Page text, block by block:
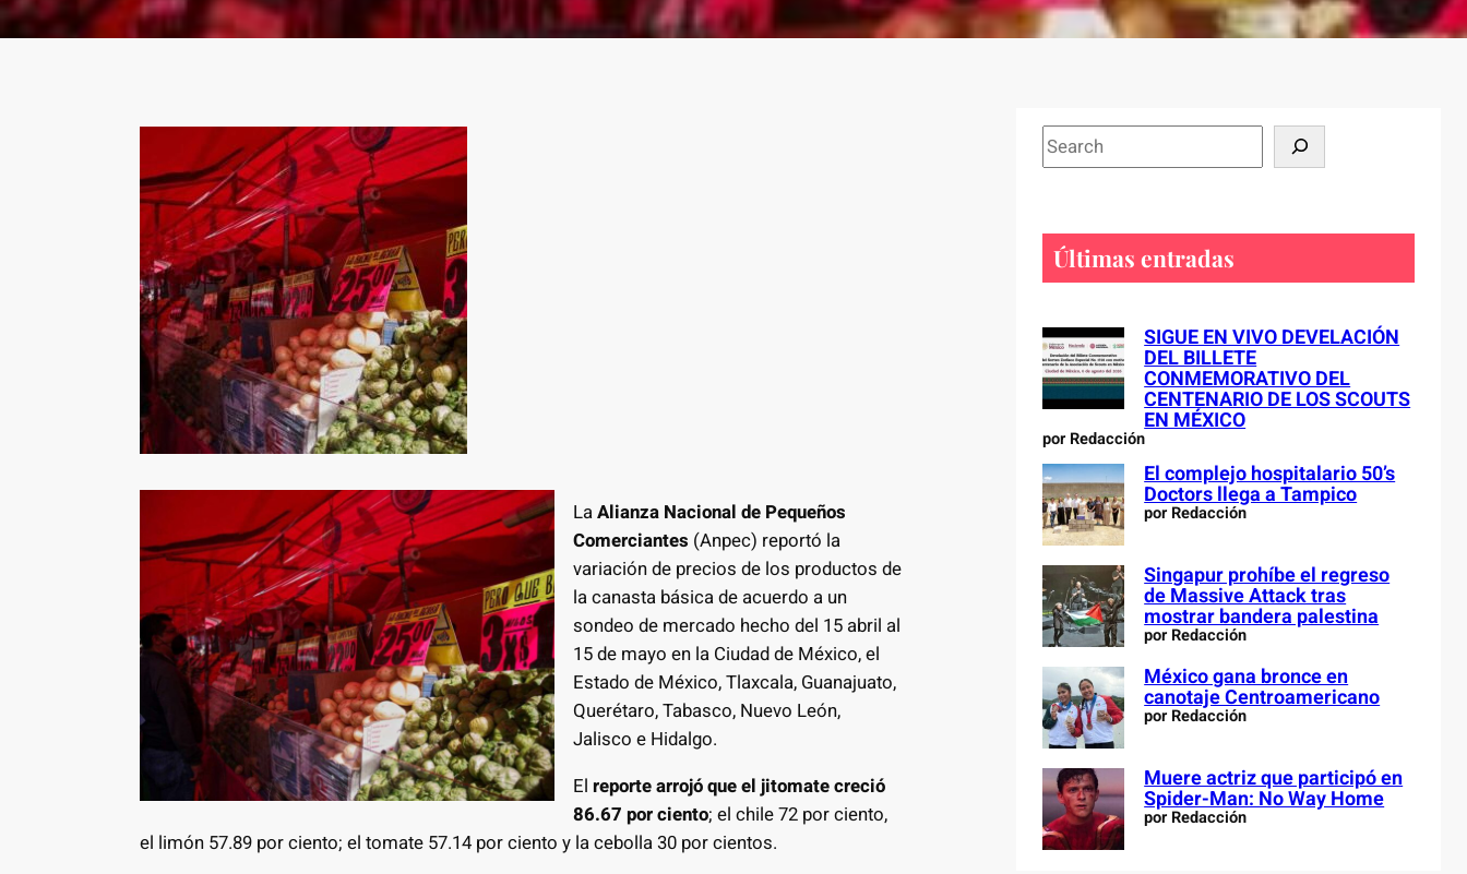
LaAlianza Nacional de Pequeños
Comerciantes (Anpec) reportó la
variación de precios de los productos de
la canasta básica de acuerdo a un
sondeo de mercado hecho del 15 abril al
15 de mayo en la Ciudad de México, el
Estado de México, Tlaxcala, Guanajuato,
Querétaro, Tabasco, Nuevo León,
Jalisco e Hidalgo.
El reporte arrojó que el jitomate creció
86.67 por ciento; el chile 72 por ciento,
el limón 57.89 por ciento; el tomate 57.14 por ciento y la cebolla 30 por cientos.
S
e
h
Últimas entradas
SIGUE EN VIVO DEVELACIÓN
DEL BILLETE
CONMEMORATIVO DEL
CENTENARIO DE LOS SCOUTS
EN MÉXICO
por Redacción
El complejo hospitalario 50’s
Doctors llega a Tampico
por Redacción
Singapur prohíbe el regreso
de Massive Attack tras
mostrar bandera palestina
por Redacción
México gana bronce en
canotaje Centroamericano
por Redacción
Muere actriz que participó en
Spider-Man: No Way Home
por Redacción